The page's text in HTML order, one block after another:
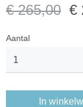
€ 265,00 €
Aantal
In